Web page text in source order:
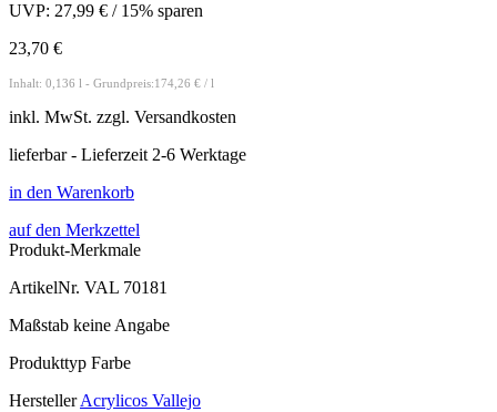
UVP: 27,99 € / 15% sparen
23,70 €
Inhalt: 0,136 l - Grundpreis:174,26 € / l
inkl. MwSt. zzgl. Versandkosten
lieferbar - Lieferzeit 2-6 Werktage
in den Warenkorb
auf den Merkzettel
Produkt-Merkmale
ArtikelNr. VAL 70181
Maßstab keine Angabe
Produkttyp Farbe
Hersteller Acrylicos Vallejo